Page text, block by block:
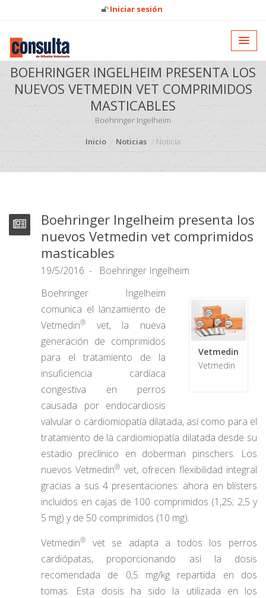
Iniciar sesión
BOEHRINGER INGELHEIM PRESENTA LOS
NUEVOS VETMEDIN VET COMPRIMIDOS
MASTICABLES
Boehringer Ingelheim
Inicio
Noticias Noticia
Boehringer Ingelheim presenta los
nuevos Vetmedin vet comprimidos
masticables
19/5/2016 Boehringer Ingelheim
Vetmedin
Vetmedin
Boehringer Ingelheim
comunica el lanzamiento de
Vetmedin®
vet, la nueva
generación de comprimidos
para el tratamiento de la
insuficiencia cardíaca
congestiva en perros
causada por endocardiosis
valvular o cardiomiopatía dilatada, así como para el
tratamiento de la cardiomiopatía dilatada desde su
estadio preclínico en doberman pinschers. Los
nuevos Vetmedin® vet, ofrecen flexibilidad integral
gracias a sus 4 presentaciones: ahora en blísters
incluidos en cajas de 100 comprimidos (1,25; 2,5 y
5 mg) y de 50 comprimidos (10 mg).
Vetmedin®
vet se adapta a todos los perros
cardiópatas, proporcionando así la dosis
recomendada de 0,5 mg/kg repartida en dos
tomas. Esta dosis ha sido la utilizada en los